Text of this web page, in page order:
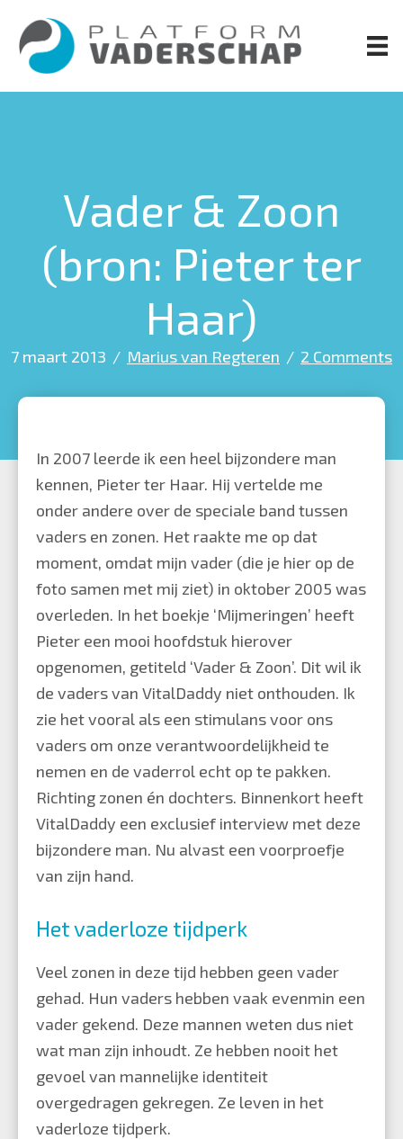
naar
hoofd
Vader & Zoon
(bron: Pieter ter
Haar)
7 maart 2013 / Marius van Regteren / 2 Comments
In 2007 leerde ik een heel bijzondere man
kennen, Pieter ter Haar. Hij vertelde me
onder andere over de speciale band tussen
vaders en zonen. Het raakte me op dat
moment, omdat mijn vader (die je hier op de
foto samen met mij ziet) in oktober 2005 was
overleden. In het boekje ‘Mijmeringen’ heeft
Pieter een mooi hoofdstuk hierover
opgenomen, getiteld ‘Vader & Zoon’. Dit wil ik
de vaders van VitalDaddy niet onthouden. Ik
zie het vooral als een stimulans voor ons
vaders om onze verantwoordelijkheid te
nemen en de vaderrol echt op te pakken.
Richting zonen én dochters. Binnenkort heeft
VitalDaddy een exclusief interview met deze
bijzondere man. Nu alvast een voorproefje
van zijn hand.
Het vaderloze tijdperk
Veel zonen in deze tijd hebben geen vader
gehad. Hun vaders hebben vaak evenmin een
vader gekend. Deze mannen weten dus niet
wat man zijn inhoudt. Ze hebben nooit het
gevoel van mannelijke identiteit
overgedragen gekregen. Ze leven in het
vaderloze tijdperk.